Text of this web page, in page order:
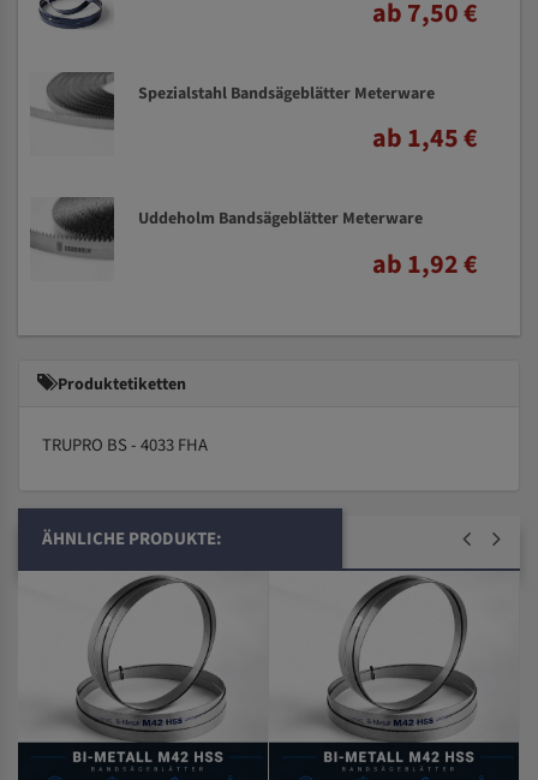
ab 7,50 €
Spezialstahl Bandsägeblätter Meterware
ab 1,45 €
Uddeholm Bandsägeblätter Meterware
ab 1,92 €
Produktetiketten
TRUPRO BS - 4033 FHA
ÄHNLICHE PRODUKTE: